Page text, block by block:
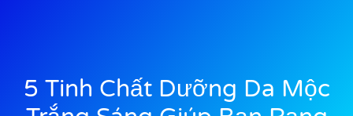
5 Tinh Chất Dưỡng Da Mộc